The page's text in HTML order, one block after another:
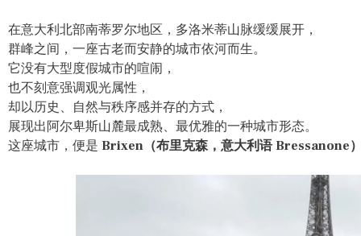
在意大利北部南蒂罗尔地区，多洛米蒂山脉缓缓展开，
群峰之间，一座古老而安静的城市依河而生。
它没有大型度假城市的喧闹，
也不刻意强调观光属性，
却以历史、自然与秩序感并存的方式，
展现出阿尔卑斯山麓最成熟、最优雅的一种城市形态。
这座城市，便是 Brixen（布里克森，意大利语 Bressanone